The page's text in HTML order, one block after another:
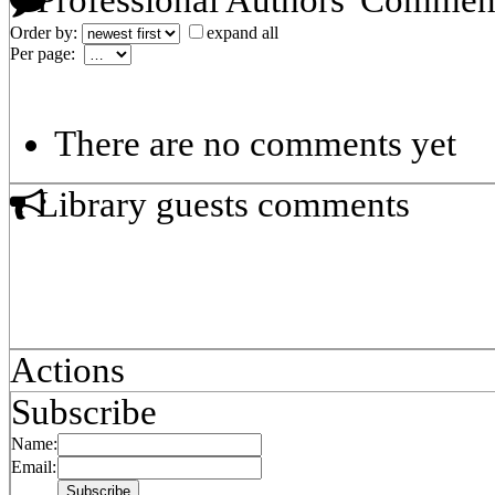
Order by:
expand all
Per page:
There are no comments yet
Library guests comments
Actions
Subscribe
Name:
Email: